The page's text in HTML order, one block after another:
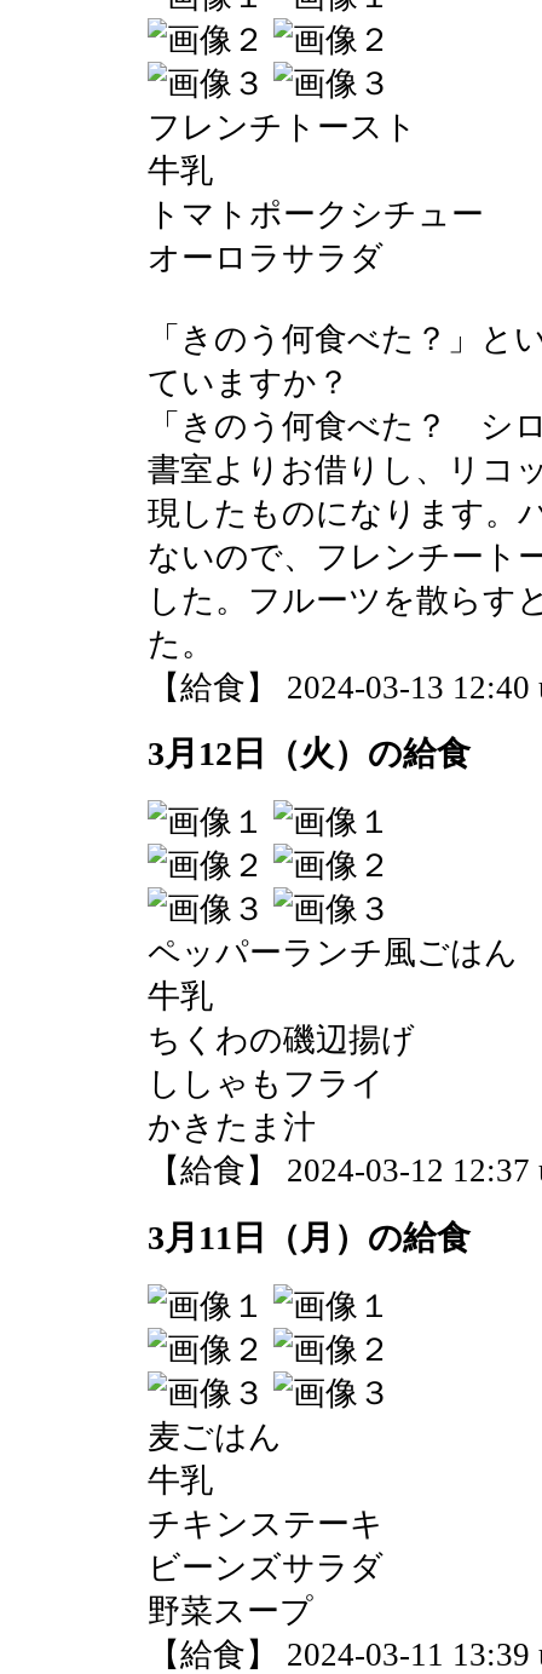
フレンチトースト
牛乳
トマトポークシチュー
オーロラサラダ
「きのう何食べた？」と
ていますか？
「きのう何食べた？ シ
書室よりお借りし、リコ
現したものになります。
ないので、フレンチート
した。フルーツを散らす
た。
【給食】 2024-03-13 12:40
3月12日（火）の給食
ペッパーランチ風ごはん
牛乳
ちくわの磯辺揚げ
ししゃもフライ
かきたま汁
【給食】 2024-03-12 12:37
3月11日（月）の給食
麦ごはん
牛乳
チキンステーキ
ビーンズサラダ
野菜スープ
【給食】 2024-03-11 13:39